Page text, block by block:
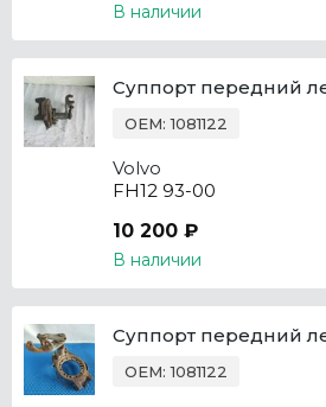
В наличии
Суппорт передний
OEM: 1081122
Volvo
FH12 93-00
10 200 ₽
В наличии
Суппорт передний
OEM: 1081122